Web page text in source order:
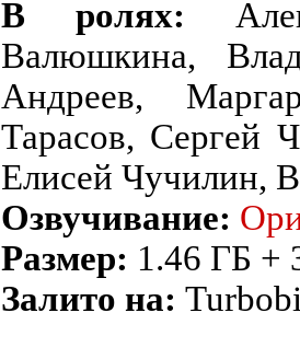
В ролях:
Валюшкина,
Андреев,
Тарасов, Сергей
Елисей Чучилин,
Озвучивание:
Размер: 1.46 ГБ +
Залито на: